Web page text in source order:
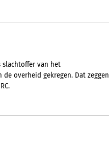
slachtoffer van het
overheid gekregen. Dat zeggen